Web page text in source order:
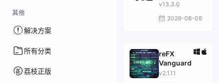
其他
解决方案
所有分类
荔枝正版
v13.3.0
2026-08-08
reFX
Vanguard
v2.1.11